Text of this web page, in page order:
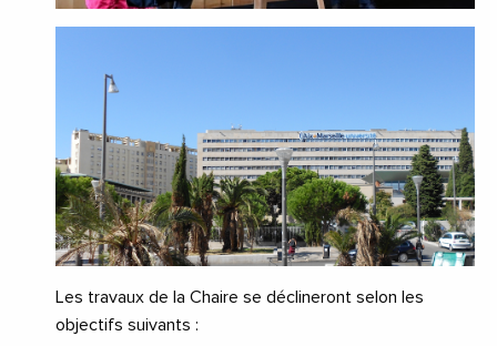
Les travaux de la Chaire se déclineront selon les
objectifs suivants :